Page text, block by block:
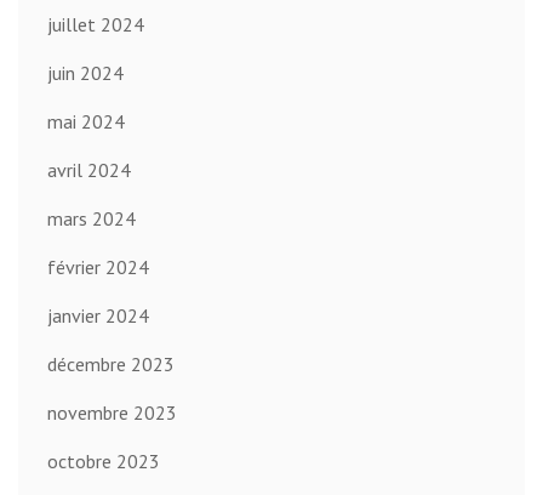
juillet 2024
juin 2024
mai 2024
avril 2024
mars 2024
février 2024
janvier 2024
décembre 2023
novembre 2023
octobre 2023